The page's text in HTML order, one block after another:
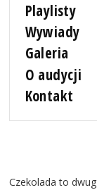
Playlisty
Wywiady
Galeria
O audycji
Kontakt
Czekolada to